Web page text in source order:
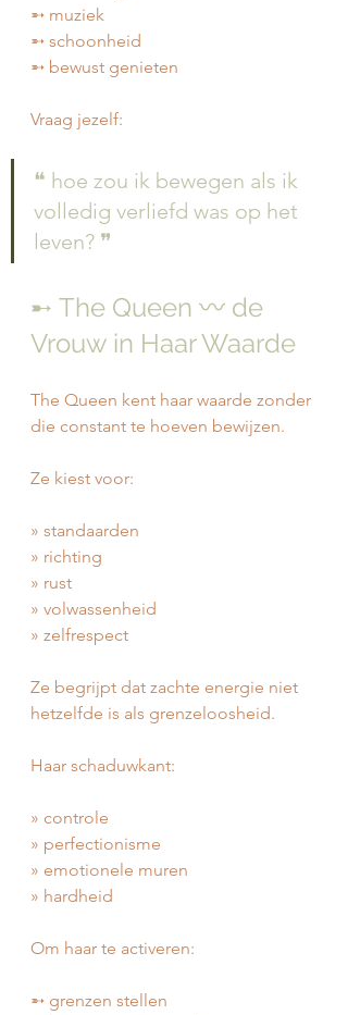
➵ muziek
➵ schoonheid
➵ bewust genieten
Vraag jezelf:
❝ hoe zou ik bewegen als ik
volledig verliefd was op het
leven? ❞
➸ The Queen 〰️ de
Vrouw in Haar Waarde
The Queen kent haar waarde zonder
die constant te hoeven bewijzen.
Ze kiest voor:
» standaarden
» richting
» rust
» volwassenheid
» zelfrespect
Ze begrijpt dat zachte energie niet
hetzelfde is als grenzeloosheid.
Haar schaduwkant:
» controle
» perfectionisme
» emotionele muren
» hardheid
Om haar te activeren:
➵ grenzen stellen